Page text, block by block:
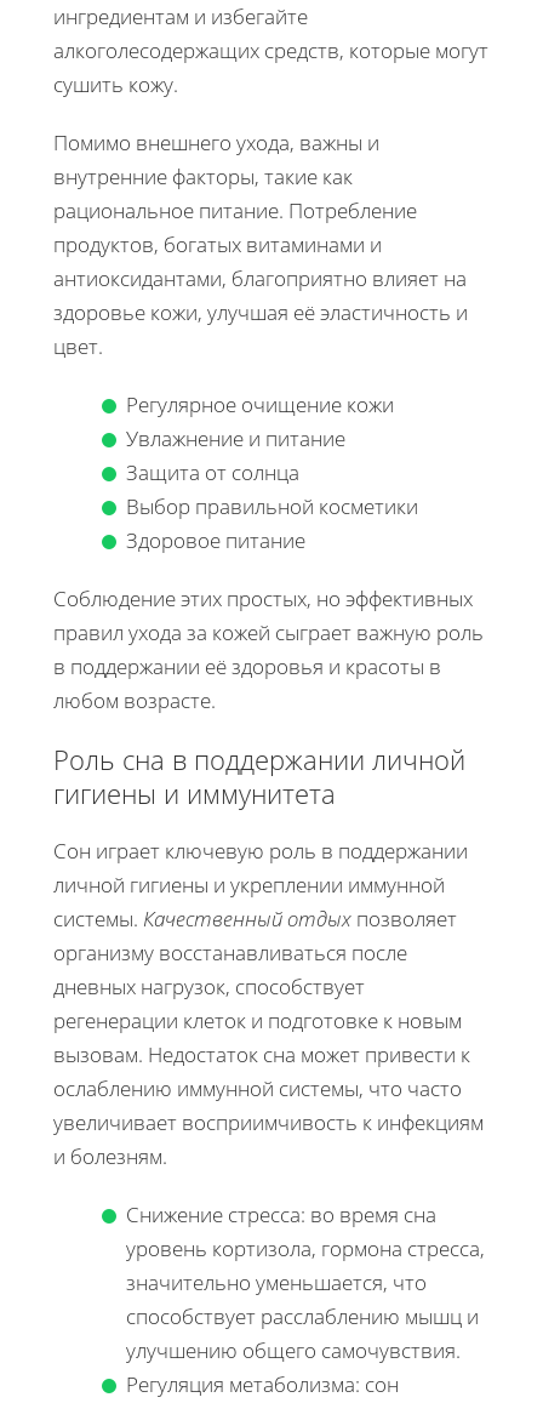
ингредиентам и избегайте
алкоголесодержащих средств, которые могут
сушить кожу.
Помимо внешнего ухода, важны и
внутренние факторы, такие как
рациональное питание. Потребление
продуктов, богатых витаминами и
антиоксидантами, благоприятно влияет на
здоровье кожи, улучшая её эластичность и
цвет.
Регулярное очищение кожи
Увлажнение и питание
Защита от солнца
Выбор правильной косметики
Здоровое питание
Соблюдение этих простых, но эффективных
правил ухода за кожей сыграет важную роль
в поддержании её здоровья и красоты в
любом возрасте.
Роль сна в поддержании личной
гигиены и иммунитета
Сон играет ключевую роль в поддержании
личной гигиены и укреплении иммунной
системы. Качественный отдых позволяет
организму восстанавливаться после
дневных нагрузок, способствует
регенерации клеток и подготовке к новым
вызовам. Недостаток сна может привести к
ослаблению иммунной системы, что часто
увеличивает восприимчивость к инфекциям
и болезням.
Снижение стресса: во время сна
уровень кортизола, гормона стресса,
значительно уменьшается, что
способствует расслаблению мышц и
улучшению общего самочувствия.
Регуляция метаболизма: сон